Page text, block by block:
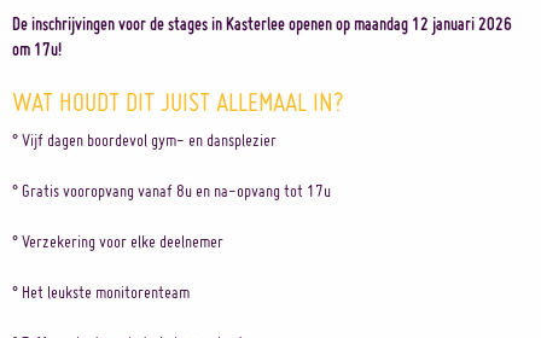
De inschrijvingen voor de stages in Kasterlee openen op maandag 12 januari 2026
om 17u!
WAT HOUDT DIT JUIST ALLEMAAL IN?
° Vijf dagen boordevol gym- en dansplezier
° Gratis vooropvang vanaf 8u en na-opvang tot 17u
° Verzekering voor elke deelnemer
° Het leukste monitorenteam